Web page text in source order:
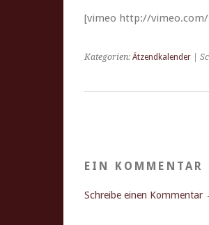
[vimeo http://vimeo.com/
Kategorien: Ätzendkalender |
EIN KOMMENTAR
Schreibe einen Kommentar